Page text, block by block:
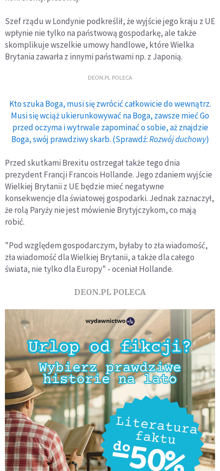
Szef rządu w Londynie podkreślił, że wyjście jego kraju z UE
wpłynie nie tylko na państwową gospodarkę, ale także
skomplikuje wszelkie umowy handlowe, które Wielka
Brytania zawarła z innymi państwami np. z Japonią.
DEON.PL POLECA
Kto szuka Boga, musi się zwrócić całkowicie do wewnątrz.
Musi się wciąż ukierunkowywać na Boga, zawsze mieć Go
przed oczyma i wytrwale zapominać o sobie, aż znajdzie
Boga, swój prawdziwy skarb. (Sprawdź:Rozwój duchowy)
Przed skutkami Brexitu ostrzegał także tego dnia
prezydent Francji Francois Hollande. Jego zdaniem wyjście
Wielkiej Brytanii z UE będzie mieć negatywne
konsekwencje dla światowej gospodarki. Jednak zaznaczył,
że rolą Paryży nie jest mówienie Brytyjczykom, co mają
robić.
"Pod względem gospodarczym, byłaby to zła wiadomość,
zła wiadomość dla Wielkiej Brytanii, a także dla całego
świata, nie tylko dla Europy" - oceniał Hollande.
DEON.PL POLECA